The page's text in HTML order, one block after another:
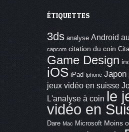
ÉTIQUETTES
3ds analyse Android
capcom citation du coin
Game Design
iOS iPad Iphone Japon
jeux vidéo en suisse
L'analyse à coin le
vidéo en
Dare Mac Microsoft Moins